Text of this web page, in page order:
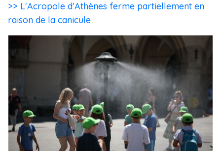
>> L'Acropole d'Athènes ferme partiellement en
raison de la canicule